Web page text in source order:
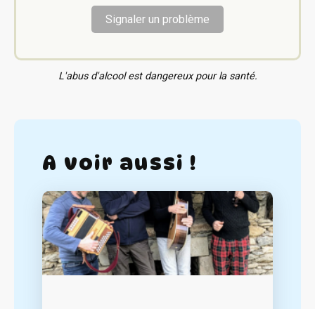
Signaler un problème
L'abus d'alcool est dangereux pour la santé.
A voir aussi !